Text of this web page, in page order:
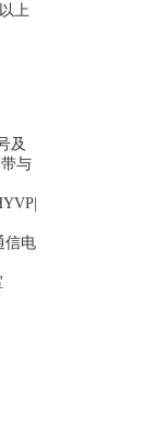
上
及
与
信电